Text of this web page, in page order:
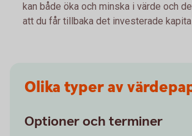
kan både öka och minska i värde och
att du får tillbaka det investerade
Olika typer av
Optioner och terminer